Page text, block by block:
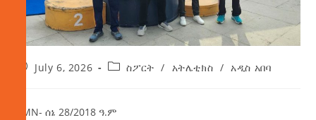
July 6, 2026 ስፖርት / አትሌቲክስ / አዲስ አበባ
AMN- ሰኔ 28/2018 ዓ.ም